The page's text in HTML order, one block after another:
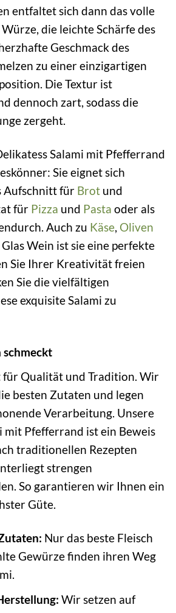
entfaltet sich dann das volle
die leichte Schärfe des
Geschmack des
zu einer einzigartigen
Die Textur ist
dennoch zart, sodass die
zergeht.
Salami mit Pfefferrand
Sie eignet sich
Aufschnitt für Brot und
für Pizza und Pasta oder als
Auch zu Käse, Oliven
Wein ist sie eine perfekte
Sie Ihrer Kreativität freien
Sie die vielfältigen
exquisite Salami zu
schmeckt
für Qualität und Tradition. Wir
besten Zutaten und legen
Verarbeitung. Unsere
mit Pfefferrand ist ein Beweis
traditionellen Rezepten
strengen
So garantieren wir Ihnen ein
Güte.
Nur das beste Fleisch
Gewürze finden ihren Weg
Wir setzen auf